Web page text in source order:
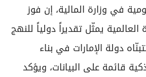
في وزارة المالية، إن فوز
العالمية يمثّل تقديراً دولياً للنهج
دولة الإمارات في بناء
قائمة على البيانات، ويؤكد